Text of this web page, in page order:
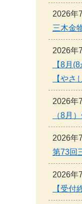
2026年
三木金
2026年
【8月
【やさ
2026年
（8月
2026年
第73回
2026年
【受